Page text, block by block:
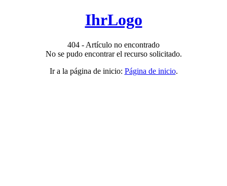
IhrLogo
404 - Artículo no encontrado
No se pudo encontrar el recurso solicitado.
Ir a la página de inicio: Página de inicio.